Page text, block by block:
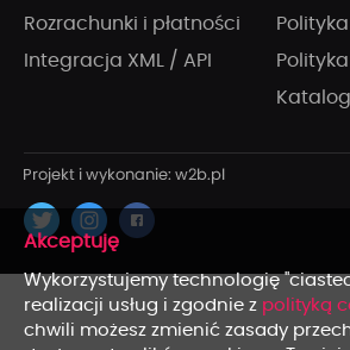
Rozrachunki i płatności
Integracja XML / API
x
Wykorzystujemy technologię
realizacji usług i zgodnie z polityką
chwili możesz zmienić zasady